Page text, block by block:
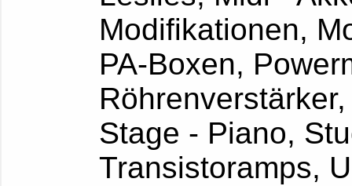
PA-Boxen,
Stage - Piano,